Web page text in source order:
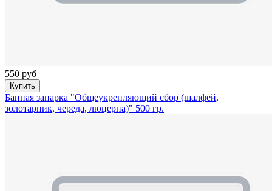
550 руб
Купить
Банная запарка "Общеукрепляющий сбор (шалфей,
золотарник, череда, люцерна)" 500 гр.